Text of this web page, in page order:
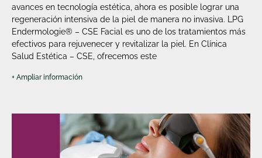
avances en tecnología estética, ahora es posible lograr una
regeneración intensiva de la piel de manera no invasiva. LPG
Endermologie® – CSE Facial es uno de los tratamientos más
efectivos para rejuvenecer y revitalizar la piel. En Clínica
Salud Estética – CSE, ofrecemos este
+ Ampliar información